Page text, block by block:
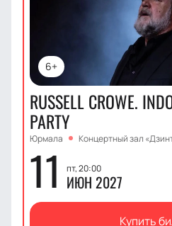
6+
RUSSELL CROWE.
PARTY
Юрмала Концертный зал
11 пт, 20:00
ИЮН 2027
Купить